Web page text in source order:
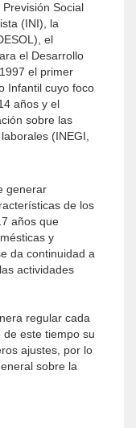
Social
(INI), la
el
el Desarrollo
el primer
Infantil cuyo foco
años y el
sobre las
(INEGI,
generar
de los
años que
y
da continuidad a
actividades
regular cada
este tiempo su
ajustes, por lo
sobre la